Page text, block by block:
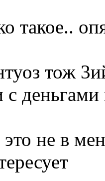
такое..
тож
деньгами
это не в